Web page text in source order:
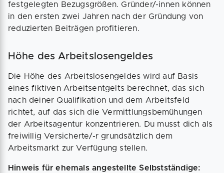
festgelegten Bezugsgrößen. Gründer/-innen können
in den ersten zwei Jahren nach der Gründung von
reduzierten Beiträgen profitieren.
Höhe des Arbeitslosengeldes
Die Höhe des Arbeitslosengeldes wird auf Basis
eines fiktiven Arbeitsentgelts berechnet, das sich
nach deiner Qualifikation und dem Arbeitsfeld
richtet, auf das sich die Vermittlungsbemühungen
der Arbeitsagentur konzentrieren. Du musst dich als
freiwillig Versicherte/-r grundsätzlich dem
Arbeitsmarkt zur Verfügung stellen.
Hinweis für ehemals angestellte Selbstständige: